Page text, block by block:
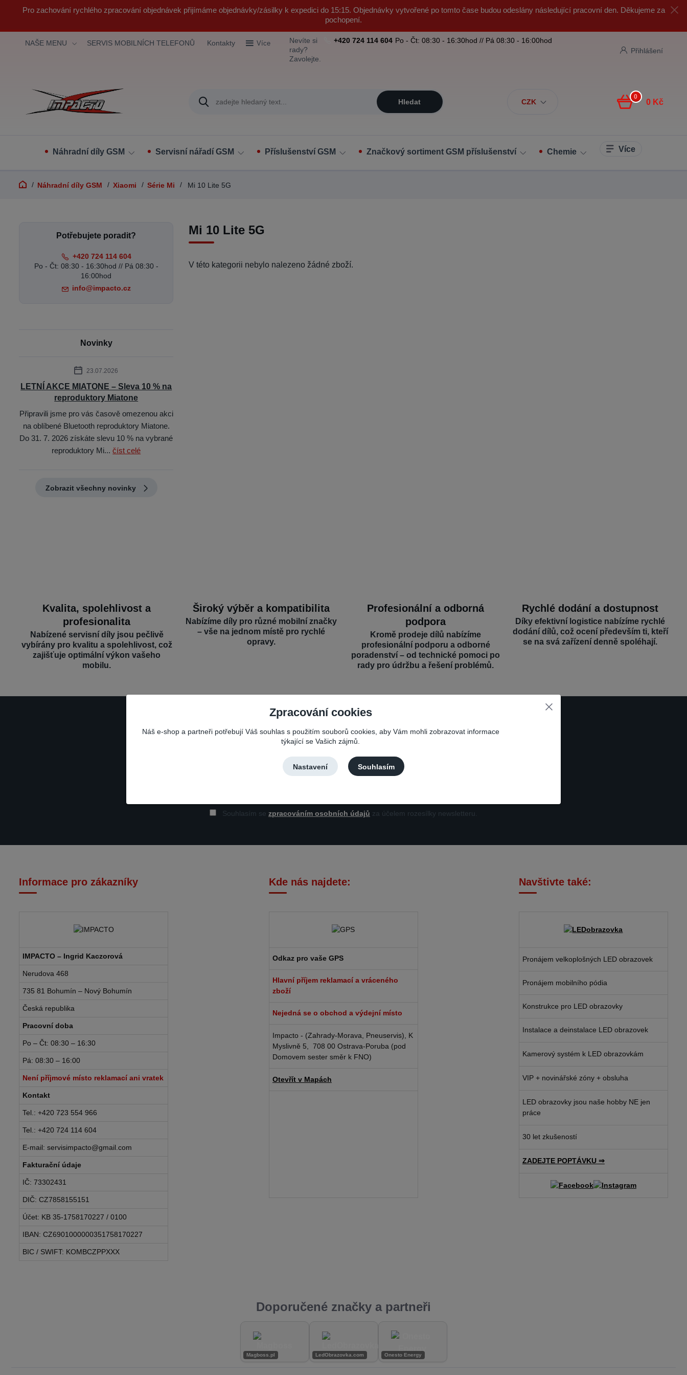
Pro zachování rychlého zpracování objednávek přijímáme objednávky/zásilky k expedici do 15:15. Objednávky vytvořené po tomto čase budou odeslány následující pracovní den. Děkujeme za
pochopení.
NAŠE MENU SERVIS MOBILNÍCH TELEFONŮ Kontakty Více
CZK
Přihlášení
Hledat
Nevíte si
rady?
Zavolejte.
+420 724 114 604 Po - Čt: 08:30 - 16:30hod // Pá 08:30 - 16:00hod
0
0 Kč
Náhradní díly GSM Servisní nářadí GSM Příslušenství GSM Značkový sortiment GSM příslušenství Chemie Více
Náhradní díly GSM Xiaomi Série Mi Mi 10 Lite 5G
Mi 10 Lite 5G
V této kategorii nebylo nalezeno žádné zboží.
Potřebujete poradit?
+420 724 114 604
Po - Čt: 08:30 - 16:30hod // Pá 08:30 -
16:00hod
info@impacto.cz
Novinky
23.07.2026
LETNÍ AKCE MIATONE – Sleva 10 % na
reproduktory Miatone
Připravili jsme pro vás časově omezenou akci
na oblíbené Bluetooth reproduktory Miatone.
Do 31. 7. 2026 získáte slevu 10 % na vybrané
reproduktory Mi...číst celé
Zobrazit všechny novinky
Kvalita, spolehlivost a
profesionalita
Nabízené servisní díly jsou pečlivě
vybírány pro kvalitu a spolehlivost, což
zajišťuje optimální výkon vašeho
mobilu.
Široký výběr a kompatibilita
Nabízíme díly pro různé mobilní značky
– vše na jednom místě pro rychlé
opravy.
Profesionální a odborná
podpora
Kromě prodeje dílů nabízíme
profesionální podporu a odborné
poradenství – od technické pomoci po
rady pro údržbu a řešení problémů.
Rychlé dodání a dostupnost
Díky efektivní logistice nabízíme rychlé
dodání dílů, což ocení především ti, kteří
se na svá zařízení denně spoléhají.
Nepropásněte novinky, akce a slevy!
Souhlasím se zpracováním osobních údajů za účelem rozesílky newsletteru.
Informace pro zákazníky
IMPACTO – Ingrid Kaczorová
Nerudova 468
735 81 Bohumín – Nový Bohumín
Česká republika
Pracovní doba
Po – Čt: 08:30 – 16:30
Pá: 08:30 – 16:00
Není příjmové místo reklamací ani vratek
Kontakt
Tel.: +420 723 554 966
Tel.: +420 724 114 604
E-mail: servisimpacto@gmail.com
Fakturační údaje
IČ: 73302431
DIČ: CZ7858155151
Účet: KB 35-1758170227 / 0100
IBAN: CZ6901000000351758170227
BIC / SWIFT: KOMBCZPPXXX
Kde nás najdete:
Odkaz pro vaše GPS
Hlavní příjem reklamací a vráceného
zboží
Nejedná se o obchod a výdejní místo
Impacto - (Zahrady-Morava, Pneuservis), K
Myslivně 5, 708 00 Ostrava-Poruba (pod
Domovem sester směr k FNO)
Otevřít v Mapách
Navštivte také:
Pronájem velkoplošných LED obrazovek
Pronájem mobilního pódia
Konstrukce pro LED obrazovky
Instalace a deinstalace LED obrazovek
Kamerový systém k LED obrazovkám
VIP + novinářské zóny + obsluha
LED obrazovky jsou naše hobby NE jen
práce
30 let zkušeností
ZADEJTE POPTÁVKU ⇒
Doporučené značky a partneři
Magboss.pl LedObrazovka.com Onesto Energy
Zpracování cookies
Náš e-shop a partneři potřebují Váš souhlas s použitím souborů cookies, aby Vám mohli zobrazovat informace
týkající se Vašich zájmů.
Nastavení Souhlasím